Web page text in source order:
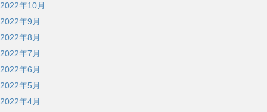
2022年10月
2022年9月
2022年8月
2022年7月
2022年6月
2022年5月
2022年4月